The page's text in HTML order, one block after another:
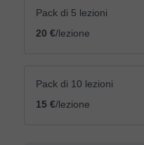
Pack di 5 lezioni
20 €/lezione
Pack di 10 lezioni
15 €/lezione